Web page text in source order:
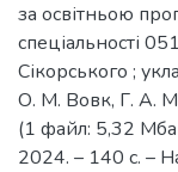
за освітньою
спеціальності
Сікорського ;
О. М. Вовк, Г. А.
(1 файл: 5,32
2024. – 140 с. –